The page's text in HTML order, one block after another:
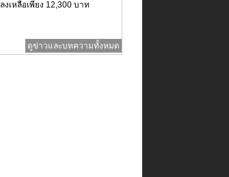
ลงเหลือเพียง 12,300 บาท
ดูข่าวและบทความทั้งหมด